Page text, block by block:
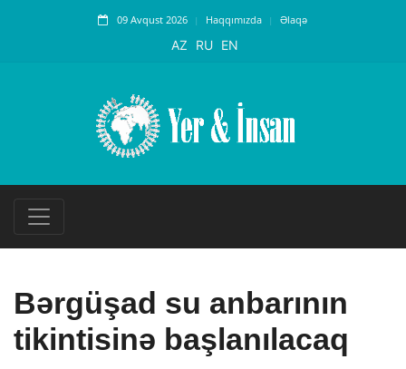
09 Avqust 2026 Haqqımızda Əlaqə
AZ RU EN
Bərgüşad su anbarının
tikintisinə başlanılacaq